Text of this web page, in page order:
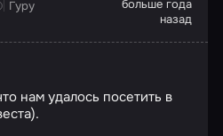
Гуру
больше года
назад
нам удалось посетить в